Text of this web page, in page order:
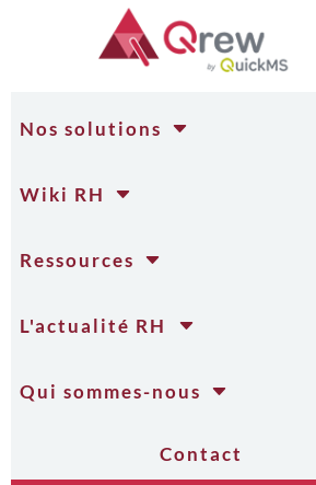
C
Nos solutions
C
Wiki RH
C
Ressources
C
L'actualité RH
C
Qui sommes-nous
Contact